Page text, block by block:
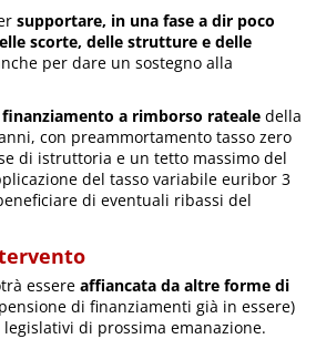
supportare, in una fase a dir poco
scorte, delle strutture e delle
per dare un sostegno alla
finanziamento a rimborso rateale della
con preammortamento tasso zero
di istruttoria e un tetto massimo del
del tasso variabile euribor 3
di eventuali ribassi del
essereaffiancata da altre forme di
di finanziamenti già in essere)
di prossima emanazione.